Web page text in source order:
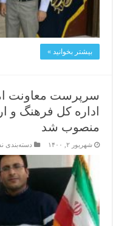
بیشتر بخوانید »
سرپرست معاونت
اداره کل فرهنگ و
منصوب شد
شهریور ۲, ۱۴۰۰ دسته‌بندی